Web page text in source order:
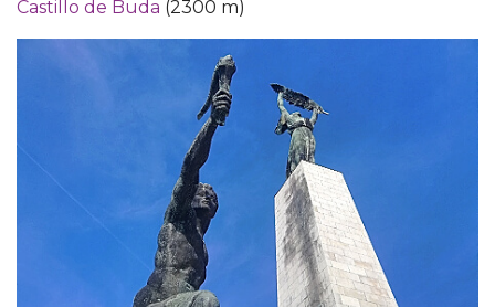
Castillo de Buda (2300 m)